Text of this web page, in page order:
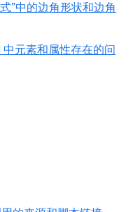
”中的边角形状和边角
元素和属性存在的问